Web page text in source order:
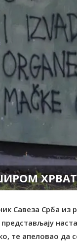
Савеза Срба из
те апеловао да